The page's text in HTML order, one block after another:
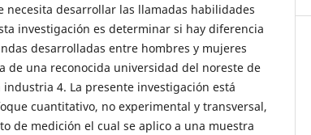
necesita desarrollar las llamadas habilidades
investigación es determinar si hay diferencia
desarrolladas entre hombres y mujeres
de una reconocida universidad del noreste de
4. La presente investigación está
cuantitativo, no experimental y transversal,
de medición el cual se aplico a una muestra